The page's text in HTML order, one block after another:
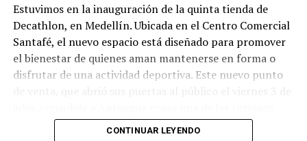
Estuvimos en la inauguración de la quinta tienda de
Decathlon, en Medellín. Ubicada en el Centro Comercial
Santafé, el nuevo espacio está diseñado para promover
el bienestar de quienes aman mantenerse en forma o
disfrutar de una actividad deportiva. Este nuevo punto
estratégicas para la expansión de la marca francesa.
CONTINUAR LEYENDO